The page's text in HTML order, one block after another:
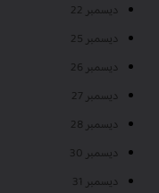
ديسمبر 22
ديسمبر 25
ديسمبر 26
ديسمبر 27
ديسمبر 28
ديسمبر 30
ديسمبر 31